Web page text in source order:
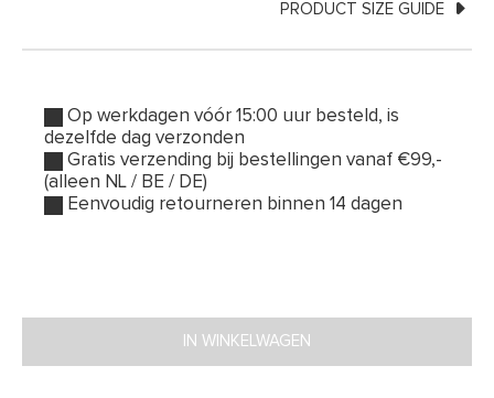
PRODUCT SIZE GUIDE
Op werkdagen vóór 15:00 uur besteld, is
dezelfde dag verzonden
Gratis verzending bij bestellingen vanaf €99,-
(alleen NL / BE / DE)
Eenvoudig retourneren binnen 14 dagen
IN WINKELWAGEN